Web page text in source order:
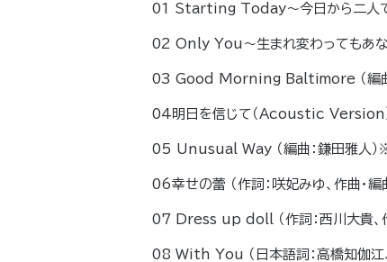
01 Starting Today～今日から二人で～
02 Only You～生まれ変わってもあな
03 Good Morning Baltimore （編曲：
04明日を信じて（Acoustic Version）
05 Unusual Way （編曲：鎌田雅人）※
06幸せの蕾 （作詞：咲妃みゆ、作曲・編
07 Dress up doll （作詞：西川大貴、作
08 With You （日本語詞：高橋知伽江、